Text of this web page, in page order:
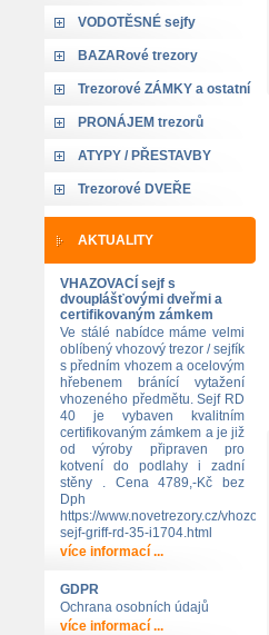
VODOTĚSNÉ sejfy
BAZARové trezory
Trezorové ZÁMKY a ostatní
PRONÁJEM trezorů
ATYPY / PŘESTAVBY
Trezorové DVEŘE
AKTUALITY
VHAZOVACÍ sejf s
dvouplášťovými dveřmi a
certifikovaným zámkem
Ve stálé nabídce máme velmi
oblíbený vhozový trezor / sejfík
s předním vhozem a ocelovým
hřebenem bránící vytažení
vhozeného předmětu. Sejf RD
40 je vybaven kvalitním
certifikovaným zámkem a je již
od výroby připraven pro
kotvení do podlahy i zadní
stěny . Cena 4789,-Kč bez
Dph
https://www.novetrezory.cz/vhozovy-
sejf-griff-rd-35-i1704.html
více informací ...
GDPR
Ochrana osobních údajů
více informací ...